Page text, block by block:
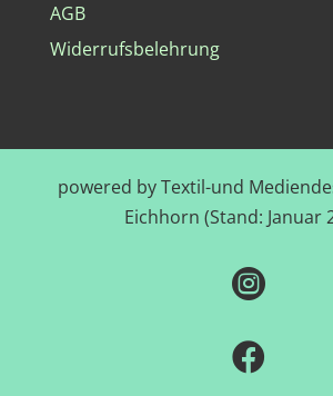
AGB
Widerrufsbelehrung
powered by Textil-und
Eichhorn (Stand: Januar

